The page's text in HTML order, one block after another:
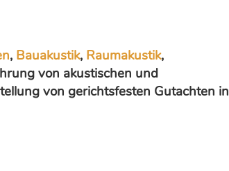
, Bauakustik, Raumakustik,
von akustischen und
von gerichtsfesten Gutachten in